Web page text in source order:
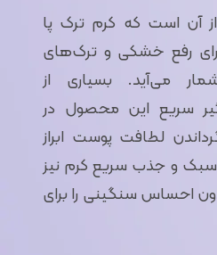
آن است که کرم ترک پا
رفع خشکی و ترک‌های
می‌آید. بسیاری از
سریع این محصول در
لطافت پوست ابراز
سبک و جذب سریع کرم نیز
احساس سنگینی را برای